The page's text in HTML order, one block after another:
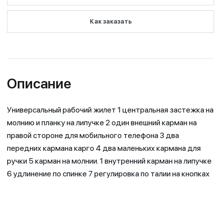
Как заказать
Описание
Универсальный рабочий жилет 1 центральная застежка на
молнию и планку на липучке 2 один внешний карман на
правой стороне для мобильного телефона 3 два
передних кармана карго 4 два маленьких кармана для
ручки 5 карман на молнии. 1 внутренний карман на липучке
6 удлинение по спинке 7 регулировка по талии на кнопках